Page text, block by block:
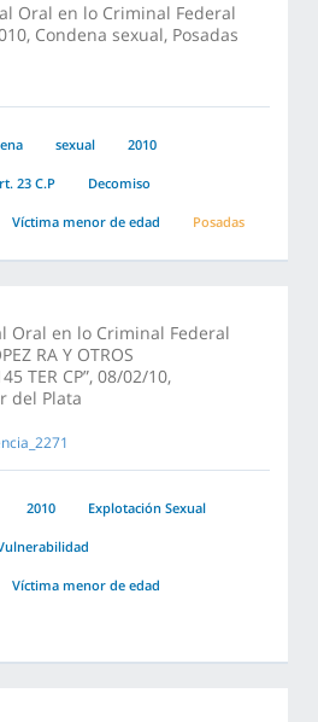
Oral en lo Criminal Federal
Condena sexual, Posadas
sexual 2010
23 C.P Decomiso
Víctima menor de edad Posadas
Oral en lo Criminal Federal
RA Y OTROS
TER CP”, 08/02/10,
del Plata
2010 Explotación Sexual
Víctima menor de edad